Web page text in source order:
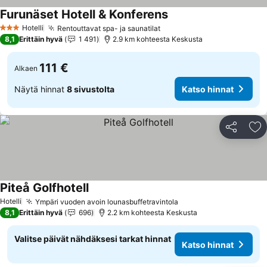
3 Tähtiluokitus
Hotelli Rentouttavat spa- ja saunatilatKatso hinnat
Furunäset Hotell & KonferensKatso hinnat
8,1 Erittäin hyvä 1 491 2.9 km kohteesta Keskusta
Alkaen 111 €
Näytä hinnat 8 sivustolta Katso hinnat
Jaa
Hotelli Ympäri vuoden avoin lounasbuffetravintola
Piteå GolfhotellKatso hinnat
8,1 Erittäin hyvä 696 2.2 km kohteesta Keskusta
Valitse päivät nähdäksesi tarkat hinnat
Katso hinnat